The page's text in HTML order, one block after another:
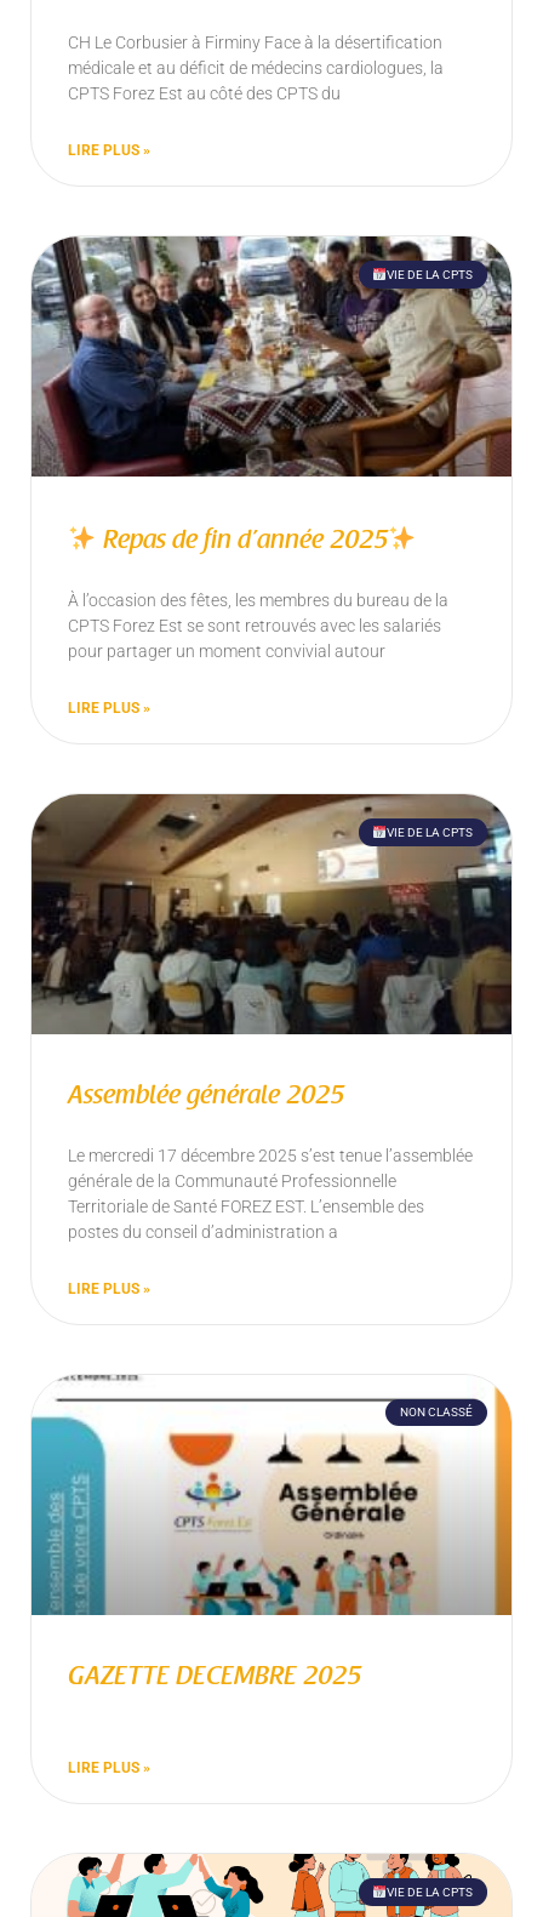
CH Le Corbusier à Firminy Face à la désertification
médicale et au déficit de médecins cardiologues, la
CPTS Forez Est au côté des CPTS du
LIRE PLUS »
VIE DE LA CPTS
Repas de fin d’année 2025
À l’occasion des fêtes, les membres du bureau de la
CPTS Forez Est se sont retrouvés avec les salariés
pour partager un moment convivial autour
LIRE PLUS »
VIE DE LA CPTS
Assemblée générale 2025
Le mercredi 17 décembre 2025 s’est tenue l’assemblée
générale de la Communauté Professionnelle
Territoriale de Santé FOREZ EST. L’ensemble des
postes du conseil d’administration a
LIRE PLUS »
NON CLASSÉ
GAZETTE DECEMBRE 2025
LIRE PLUS »
VIE DE LA CPTS